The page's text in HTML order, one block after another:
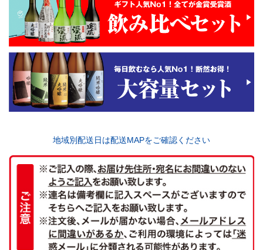
地域別配送日は配送MAPをご確認ください